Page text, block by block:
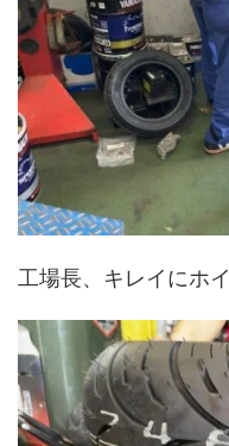
工場長、キレイにホ